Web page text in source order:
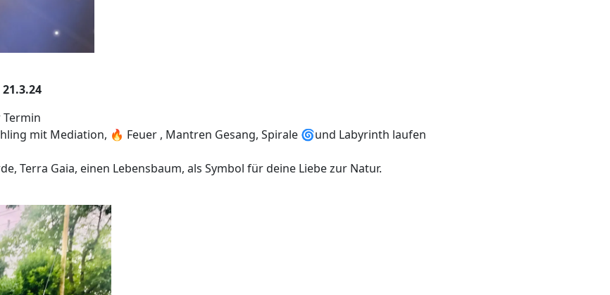
mit Mediation, 🔥 Feuer , Mantren Gesang, Spirale 🌀und Labyrinth laufen
Terra Gaia, einen Lebensbaum, als Symbol für deine Liebe zur Natur.